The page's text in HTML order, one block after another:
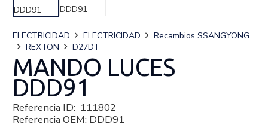
ELECTRICIDAD ELECTRICIDAD
Recambios SSANGYONG
REXTON
D27DT
MANDO LUCES
DDD91
Referencia ID: 111802
Referencia OEM: DDD91